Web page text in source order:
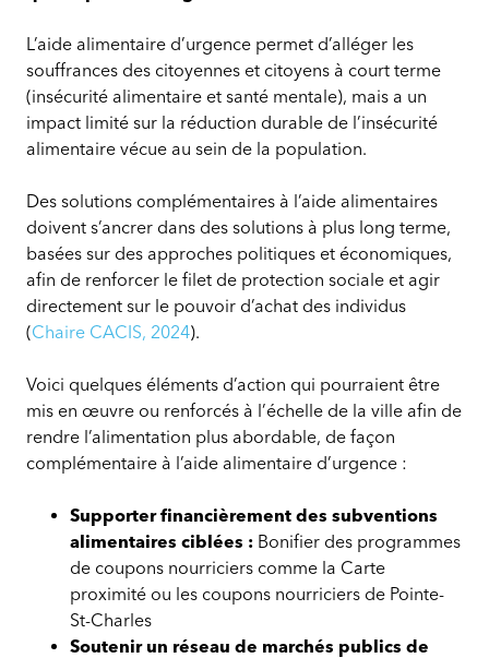
L’aide alimentaire d’urgence permet d’alléger les
souffrances des citoyennes et citoyens à court terme
(insécurité alimentaire et santé mentale), mais a un
impact limité sur la réduction durable de l’insécurité
alimentaire vécue au sein de la population.
Des solutions complémentaires à l’aide alimentaires
doivent s’ancrer dans des solutions à plus long terme,
basées sur des approches politiques et économiques,
afin de renforcer le filet de protection sociale et agir
directement sur le pouvoir d’achat des individus
(Chaire CACIS, 2024).
Voici quelques éléments d’action qui pourraient être
mis en œuvre ou renforcés à l’échelle de la ville afin de
rendre l’alimentation plus abordable, de façon
complémentaire à l’aide alimentaire d’urgence :
Supporter financièrement des subventions
alimentaires ciblées : Bonifier des programmes
de coupons nourriciers comme la Carte
proximité ou les coupons nourriciers de Pointe-
St-Charles
Soutenir un réseau de marchés publics de